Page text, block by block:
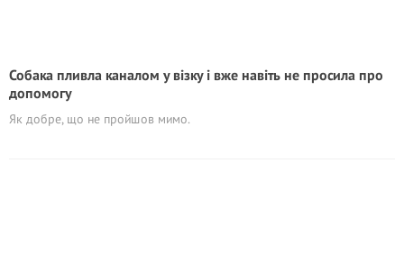
Собака пливла каналом у візку і вже навіть не просила про
допомогу
Як добре, що не пройшов мимо.